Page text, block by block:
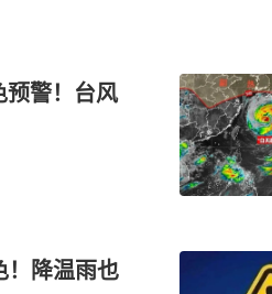
警！台风
降温雨也